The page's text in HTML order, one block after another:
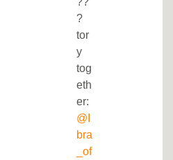
?
tor
y
tog
eth
er:
@I
bra
_of